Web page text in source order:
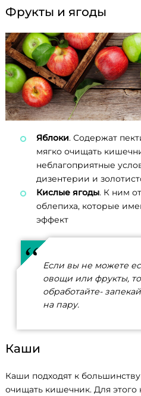
Фрукты и ягоды
Яблоки. Содержат
мягко очищать
неблагоприятные
дизентерии и
Кислые ягоды. К ним
облепиха, которые
эффект
Если вы не можете
овощи или фрукты,
обработайте-
на пару.
Каши
Каши подходят к
очищать кишечник. Для